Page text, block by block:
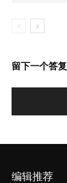
留下一个答复
编辑推荐